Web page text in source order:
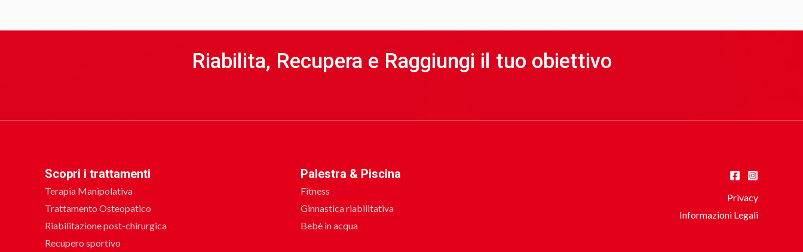
Riabilita, Recupera e Raggiungi il tuo obiettivo
Scopri i trattamenti
Terapia Manipolativa
Trattamento Osteopatico
Riabilitazione post-chirurgica
Recupero sportivo
Palestra & Piscina
Fitness
Ginnastica riabilitativa
Bebè in acqua
Privacy
Informazioni Legali